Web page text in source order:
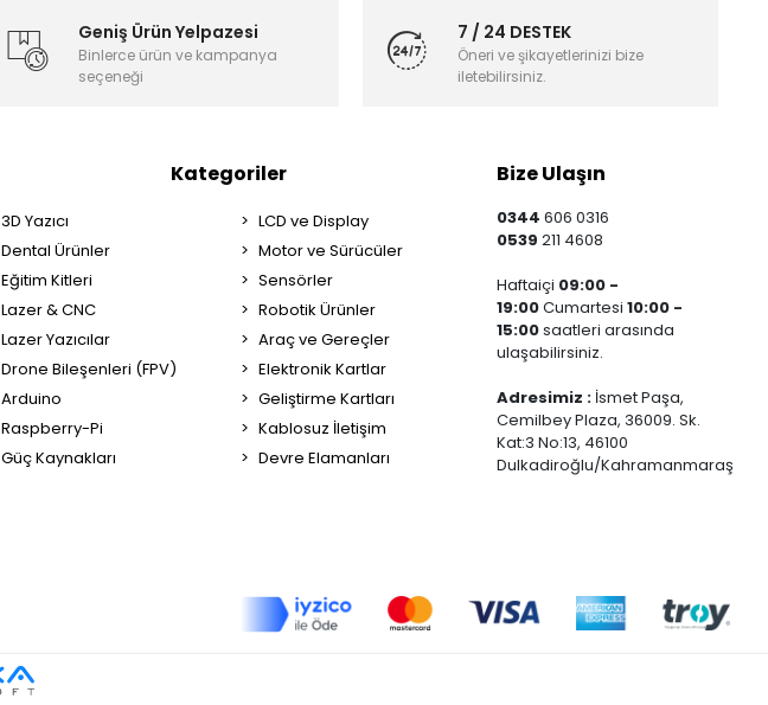
Geniş Ürün Yelpazesi
Binlerce ürün ve kampanya
seçeneği
7 / 24 DESTEK
Öneri ve şikayetlerinizi bize
iletebilirsiniz.
Kategoriler
3D Yazıcı
Dental Ürünler
Eğitim Kitleri
Lazer & CNC
Lazer Yazıcılar
Drone Bileşenleri (FPV)
Arduino
Raspberry-Pi
Güç Kaynakları
LCD ve Display
Motor ve Sürücüler
Sensörler
Robotik Ürünler
Araç ve Gereçler
Elektronik Kartlar
Geliştirme Kartları
Kablosuz İletişim
Devre Elamanları
Bize Ulaşın
0344606 0316
0539211 4608
Haftaiçi 09:00 -
19:00Cumartesi10:00 -
15:00saatleri arasında
ulaşabilirsiniz.
Adresimiz : İsmet Paşa,
Cemilbey Plaza, 36009. Sk.
Kat:3 No:13, 46100
Dulkadiroğlu/Kahramanmaraş